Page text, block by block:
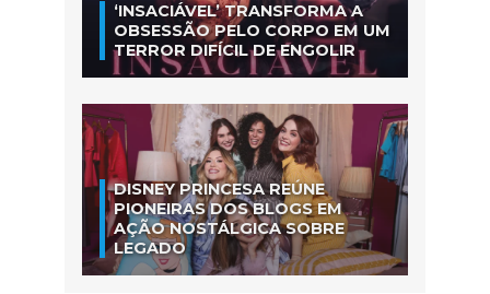
‘INSACIÁVEL’ TRANSFORMA A
OBSESSÃO PELO CORPO EM UM
TERROR DIFÍCIL DE ENGOLIR
DISNEY PRINCESA REÚNE
PIONEIRAS DOS BLOGS EM
AÇÃO NOSTÁLGICA SOBRE
LEGADO